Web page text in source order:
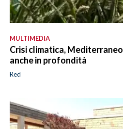
MULTIMEDIA
Crisi climatica,
anche in profondità
Red